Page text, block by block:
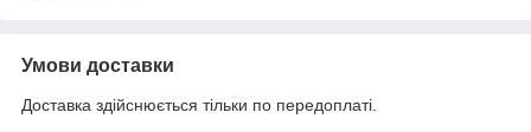
Умови доставки
Доставка здійснюється тільки по передоплаті.